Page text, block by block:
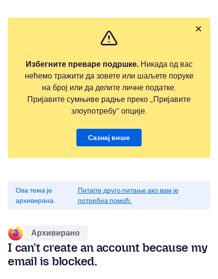
Избегните преваре подршке.Никада од вас
нећемо тражити да зовете или шаљете поруке
на број или да делите личне податке.
Пријавите сумњиве радње преко „Пријавите
злоупотребу” опције.
Сазнај више
Ова тема је
архивирана.
Питајте друго питање ако вам је
потребна помоћ.
Архивирано
I can't create an account because my
email is blocked.